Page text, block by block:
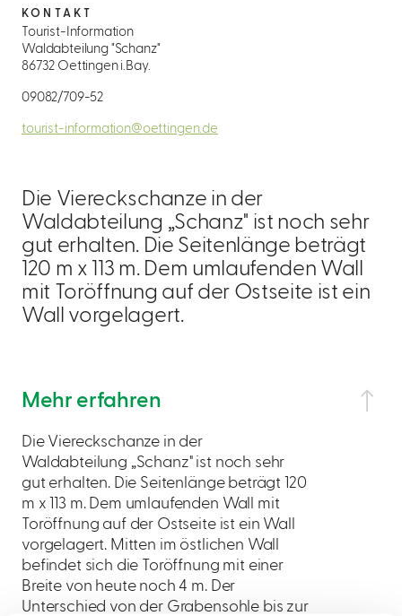
Die Viereckschanze in der
Waldabteilung „Schanz" ist noch sehr
gut erhalten. Die Seitenlänge beträgt
120 m x 113 m. Dem umlaufenden Wall
mit Toröffnung auf der Ostseite ist ein
Wall vorgelagert.
Mehr erfahren
Die Viereckschanze in der
Waldabteilung „Schanz" ist noch sehr
gut erhalten. Die Seitenlänge beträgt 120
m x 113 m. Dem umlaufenden Wall mit
Toröffnung auf der Ostseite ist ein Wall
vorgelagert. Mitten im östlichen Wall
befindet sich die Toröffnung mit einer
Breite von heute noch 4 m. Der
Unterschied von der Grabensohle bis zur
KONTAKT
Tourist-Information
Waldabteilung "Schanz"
86732 Oettingen i.Bay.
09082/709-52
tourist-information@oettingen.de